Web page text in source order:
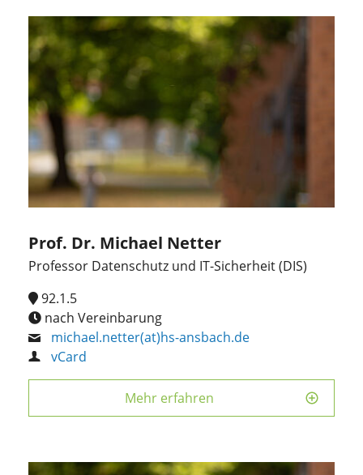
Prof. Dr. Michael Netter
Professor Datenschutz und IT-Sicherheit (DIS)
92.1.5
nach Vereinbarung
michael.netter(at)hs-ansbach.de
vCard
Mehr erfahren